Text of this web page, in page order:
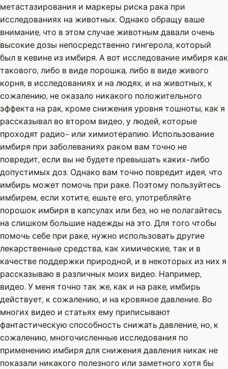
метастазирования и маркеры риска рака при
исследованиях на животных. Однако обращу ваше
внимание, что в этом случае животным давали очень
высокие дозы непосредственно гингерола, который
был в кевине из имбиря. А вот исследование имбиря как
такового, либо в виде порошка, либо в виде живого
корня, в исследованиях и на людях, и на животных, к
сожалению, не оказало никакого положительного
эффекта на рак, кроме снижения уровня тошноты, как я
рассказывал во втором видео, у людей, которые
проходят радио- или химиотерапию. Использование
имбиря при заболеваниях раком вам точно не
повредит, если вы не будете превышать каких-либо
допустимых доз. Однако вам точно повредит идея, что
имбирь может помочь при раке. Поэтому пользуйтесь
имбирем, если хотите, ешьте его, употребляйте
порошок имбиря в капсулах или без, но не полагайтесь
на слишком большие надежды на это. Для того чтобы
помочь себе при раке, нужно использовать другие
лекарственные средства, как химические, так и в
качестве поддержки природной, и в некоторых из них я
рассказываю в различных моих видео. Например,
видео. У меня точно так же, как и на раке, имбирь
действует, к сожалению, и на кровяное давление. Во
многих видео и статьях ему приписывают
фантастическую способность снижать давление, но, к
сожалению, многочисленные исследования по
применению имбиря для снижения давления никак не
показали никакого полезного или заметного хотя бы